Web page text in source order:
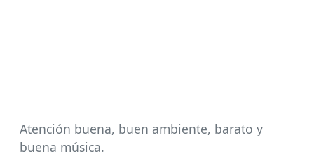
Atención buena, buen ambiente, barato y
buena música.